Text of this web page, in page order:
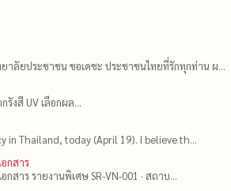
ลัยประชาชน ขอเดชะ ประชาชนไทยที่รักทุกท่าน ผ...
งสี UV เลือกผล...
in Thailand, today (April 19). I believe th...
กสาร
าร รายงานพิเศษ SR-VN-001 · สถาบ...